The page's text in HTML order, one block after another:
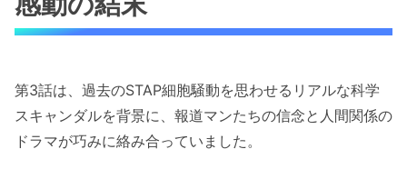
第3話は、過去のSTAP細胞騒動を思わせるリアルな科学
スキャンダルを背景に、報道マンたちの信念と人間関係の
ドラマが巧みに絡み合っていました。